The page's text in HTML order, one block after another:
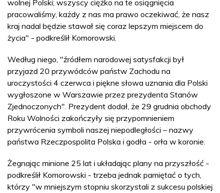
wolnej Polski; wszyscy ciężko na te osiągnięcia
pracowaliśmy, każdy z nas ma prawo oczekiwać, że nasz
kraj nadal będzie stawał się coraz lepszym miejscem do
życia" - podkreślił Komorowski.
Według niego, "źródłem narodowej satysfakcji był
przyjazd 20 przywódców państw Zachodu na
uroczystości 4 czerwca i piękne słowa uznania dla Polski
wygłoszone w Warszawie przez prezydenta Stanów
Zjednoczonych". Prezydent dodał, że 29 grudnia obchody
Roku Wolności zakończyły się przypomnieniem
przywrócenia symboli naszej niepodległości – nazwy
państwa Rzeczpospolita Polska i godła - orła w koronie.
Żegnając minione 25 lat i układając plany na przyszłość -
podkreślił Komorowski - trzeba jednak pamiętać o tych,
którzy "w mniejszym stopniu skorzystali z sukcesu polskiej